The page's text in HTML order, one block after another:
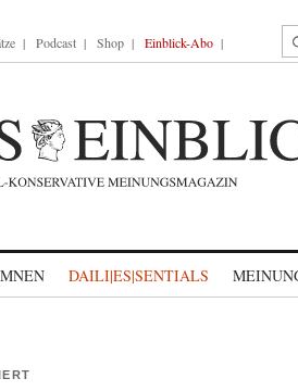
Podcast Shop Einblick-Abo
DAILI|ES|SENTIALS